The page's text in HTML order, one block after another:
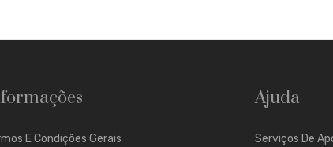
E Condições Gerais
Ajuda
Serviços De